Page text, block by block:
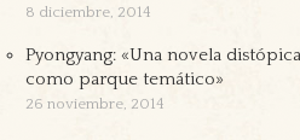
8 diciembre, 2014
Pyongyang: «Una novela
como parque temático»
26 noviembre, 2014